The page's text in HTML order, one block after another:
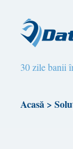
30 zile banii
Acasă>